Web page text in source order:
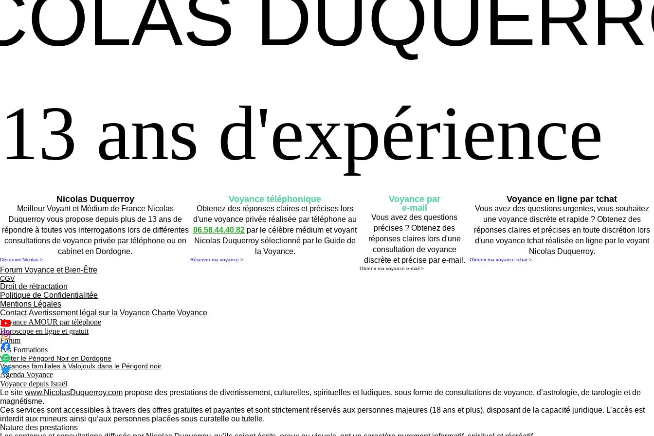
13 ans d'expérience
13 ans d'expérience
Nicolas Duquerroy
Meilleur Voyant et Médium de France Nicolas
Duquerroy vous propose depuis plus de 13 ans de
répondre à toutes vos interrogations lors de différentes
consultations de voyance privée par téléphone ou en
cabinet en Dordogne.
Découvrir Nicolas >
Voyance téléphonique
Obtenez des réponses claires et précises lors
d'une voyance privée réalisée par téléphone au
06.58.44.40.82 par le célèbre médium et voyant
Nicolas Duquerroy sélectionné par le Guide de
la Voyance.
Réserver ma voyance >
Voyance par
e-mail
Vous avez des questions
précises ? Obtenez des
réponses claires lors d'une
consultation de voyance
discrète et précise par e-mail.
Obtenir ma voyance e-mail >
Voyance en ligne par tchat
Vous avez des questions urgentes, vous souhaitez
une voyance discrète et rapide ? Obtenez des
réponses claires et précises en toute discrétion lors
d'une voyance tchat réalisée en ligne par le voyant
Nicolas Duquerroy.
Obtenir ma voyance tchat >
Forum Voyance et Bien-Être
CGV
Droit de rétractation
Politique de Confidentialitée
Mentions Légales
Contact Avertissement légal sur la Voyance Charte Voyance
Voyance AMOUR par téléphone
Horoscope en ligne et gratuit
Forum
Les Formations
Visiter le Périgord Noir en Dordogne
Vacances familiales à Valojoulx dans le Périgord noir
Agenda Voyance
Voyance depuis Israël
Le site www.NicolasDuquerroy.com propose des prestations de divertissement, culturelles, spirituelles et ludiques, sous forme de consultations de voyance, d’astrologie, de tarologie et de
magnétisme.
Ces services sont accessibles à travers des offres gratuites et payantes et sont strictement réservés aux personnes majeures (18 ans et plus), disposant de la capacité juridique. L’accès est
interdit aux mineurs ainsi qu’aux personnes placées sous curatelle ou tutelle.
Nature des prestations